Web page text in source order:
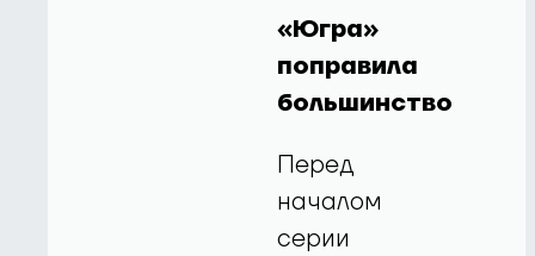
«Югра»
поправила
большинство
Перед
началом
серии